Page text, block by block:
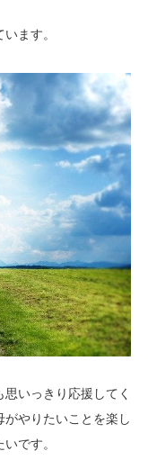
ます。
いっきり応援してく
やりたいことを楽し
です。